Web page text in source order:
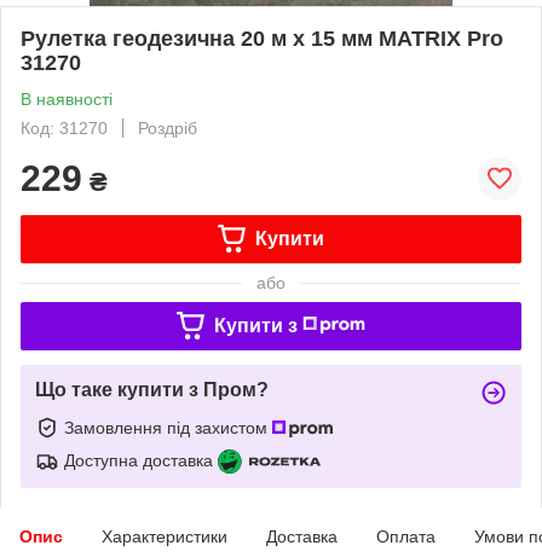
Рулетка геодезична 20 м х 15 мм MATRIX Pro
31270
В наявності
Код: 31270
Роздріб
229 ₴
Купити
або
Купити з
Що таке купити з Пром?
Замовлення під захистом
Доступна доставка
Опис Характеристики Доставка Оплата Умови